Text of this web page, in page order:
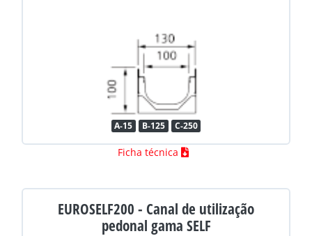
A-15 B-125 C-250
Ficha técnica
EUROSELF200 - Canal de utilização
pedonal gama SELF